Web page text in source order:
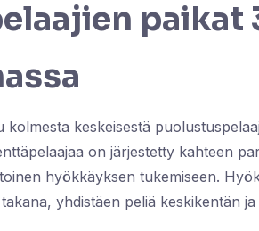
keskeisestä
on järjestetty kahteen
hyökkäyksen tukemiseen.
yhdistäen peliä keskikentän